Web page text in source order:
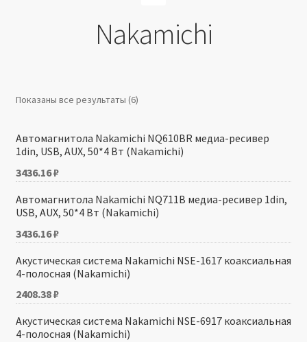
Политика в отношении обработки персональных
Nakamichi
Показаны все результаты (6)
Автомагнитола Nakamichi NQ610BR медиа-ресивер
1din, USB, AUX, 50*4 Вт (Nakamichi)
3436.16₽
Автомагнитола Nakamichi NQ711B медиа-ресивер 1din,
USB, AUX, 50*4 Вт (Nakamichi)
3436.16₽
Акустическая система Nakamichi NSE-1617 коаксиальная
4-полосная (Nakamichi)
2408.38₽
Акустическая система Nakamichi NSE-6917 коаксиальная
4-полосная (Nakamichi)